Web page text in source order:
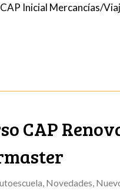
Inicial Mercancías/
CAP
, Novedades,